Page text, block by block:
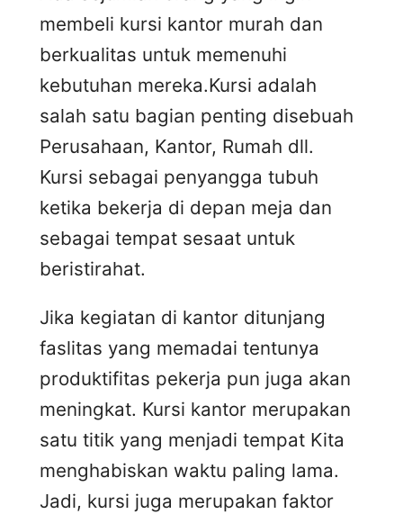
membeli kursi kantor murah dan
berkualitas untuk memenuhi
kebutuhan mereka.Kursi adalah
salah satu bagian penting disebuah
Perusahaan, Kantor, Rumah dll.
Kursi sebagai penyangga tubuh
ketika bekerja di depan meja dan
sebagai tempat sesaat untuk
beristirahat.
Jika kegiatan di kantor ditunjang
faslitas yang memadai tentunya
produktifitas pekerja pun juga akan
meningkat. Kursi kantor merupakan
satu titik yang menjadi tempat Kita
menghabiskan waktu paling lama.
Jadi, kursi juga merupakan faktor